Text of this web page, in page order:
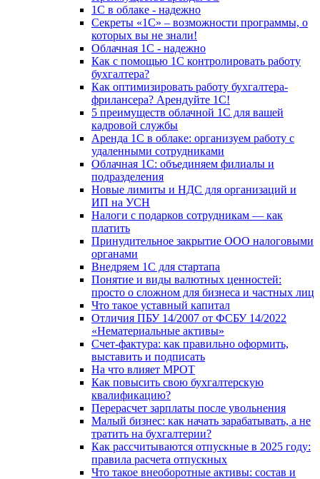
1С в облаке - надежно
Секреты «1С» – возможности программы, о
которых вы не знали!
Облачная 1С - надежно
Как с помощью 1С контролировать работу
бухгалтера?
Как оптимизировать работу бухгалтера-
фрилансера? Арендуйте 1С!
5 преимуществ облачной 1С для вашей
кадровой службы
Аренда 1С в облаке: организуем работу с
удаленными сотрудниками
Облачная 1С: объединяем филиалы и
подразделения
Новые лимиты и НДС для организаций и
ИП на УСН
Налоги с подарков сотрудникам — как
платить
Принудительное закрытие ООО налоговыми
органами
Внедряем 1С для стартапа
Понятие и виды валютных ценностей:
просто о сложном для бизнеса и частных лиц
Что такое уставный капитал
Отличия ПБУ 14/2007 от ФСБУ 14/2022
«Нематериальные активы»
Счет-фактура: как правильно оформить,
выставить и подписать
На что влияет МРОТ
Как повысить свою бухгалтерскую
квалификацию?
Перерасчет зарплаты после увольнения
Малый бизнес: как начать зарабатывать, а не
тратить на бухгалтерии?
Как рассчитываются отпускные в 2025 году:
правила расчета отпускных
Что такое внеоборотные активы: состав и